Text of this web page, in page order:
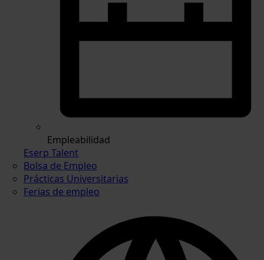
Empleabilidad
Eserp Talent
Bolsa de Empleo
Prácticas Universitarias
Ferias de empleo